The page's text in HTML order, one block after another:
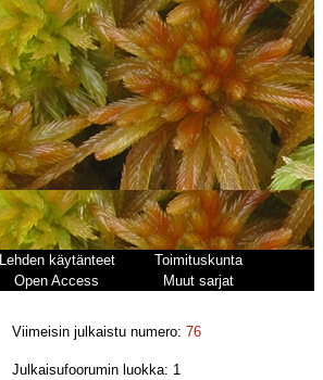
Lehden käytänteet
Toimituskunta
Open Access Muut sarjat
Viimeisin julkaistu numero:76
Julkaisufoorumin luokka: 1